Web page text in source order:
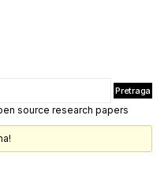
source research papers